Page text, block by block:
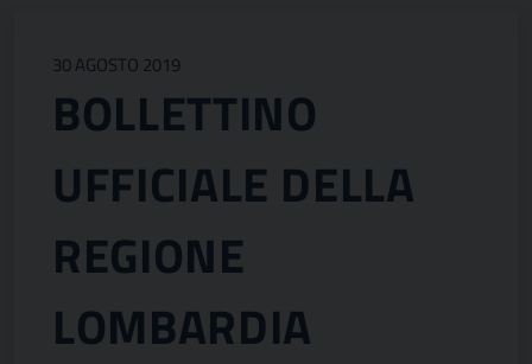
30 AGOSTO 2019
BOLLETTINO
UFFICIALE DELLA
REGIONE
LOMBARDIA